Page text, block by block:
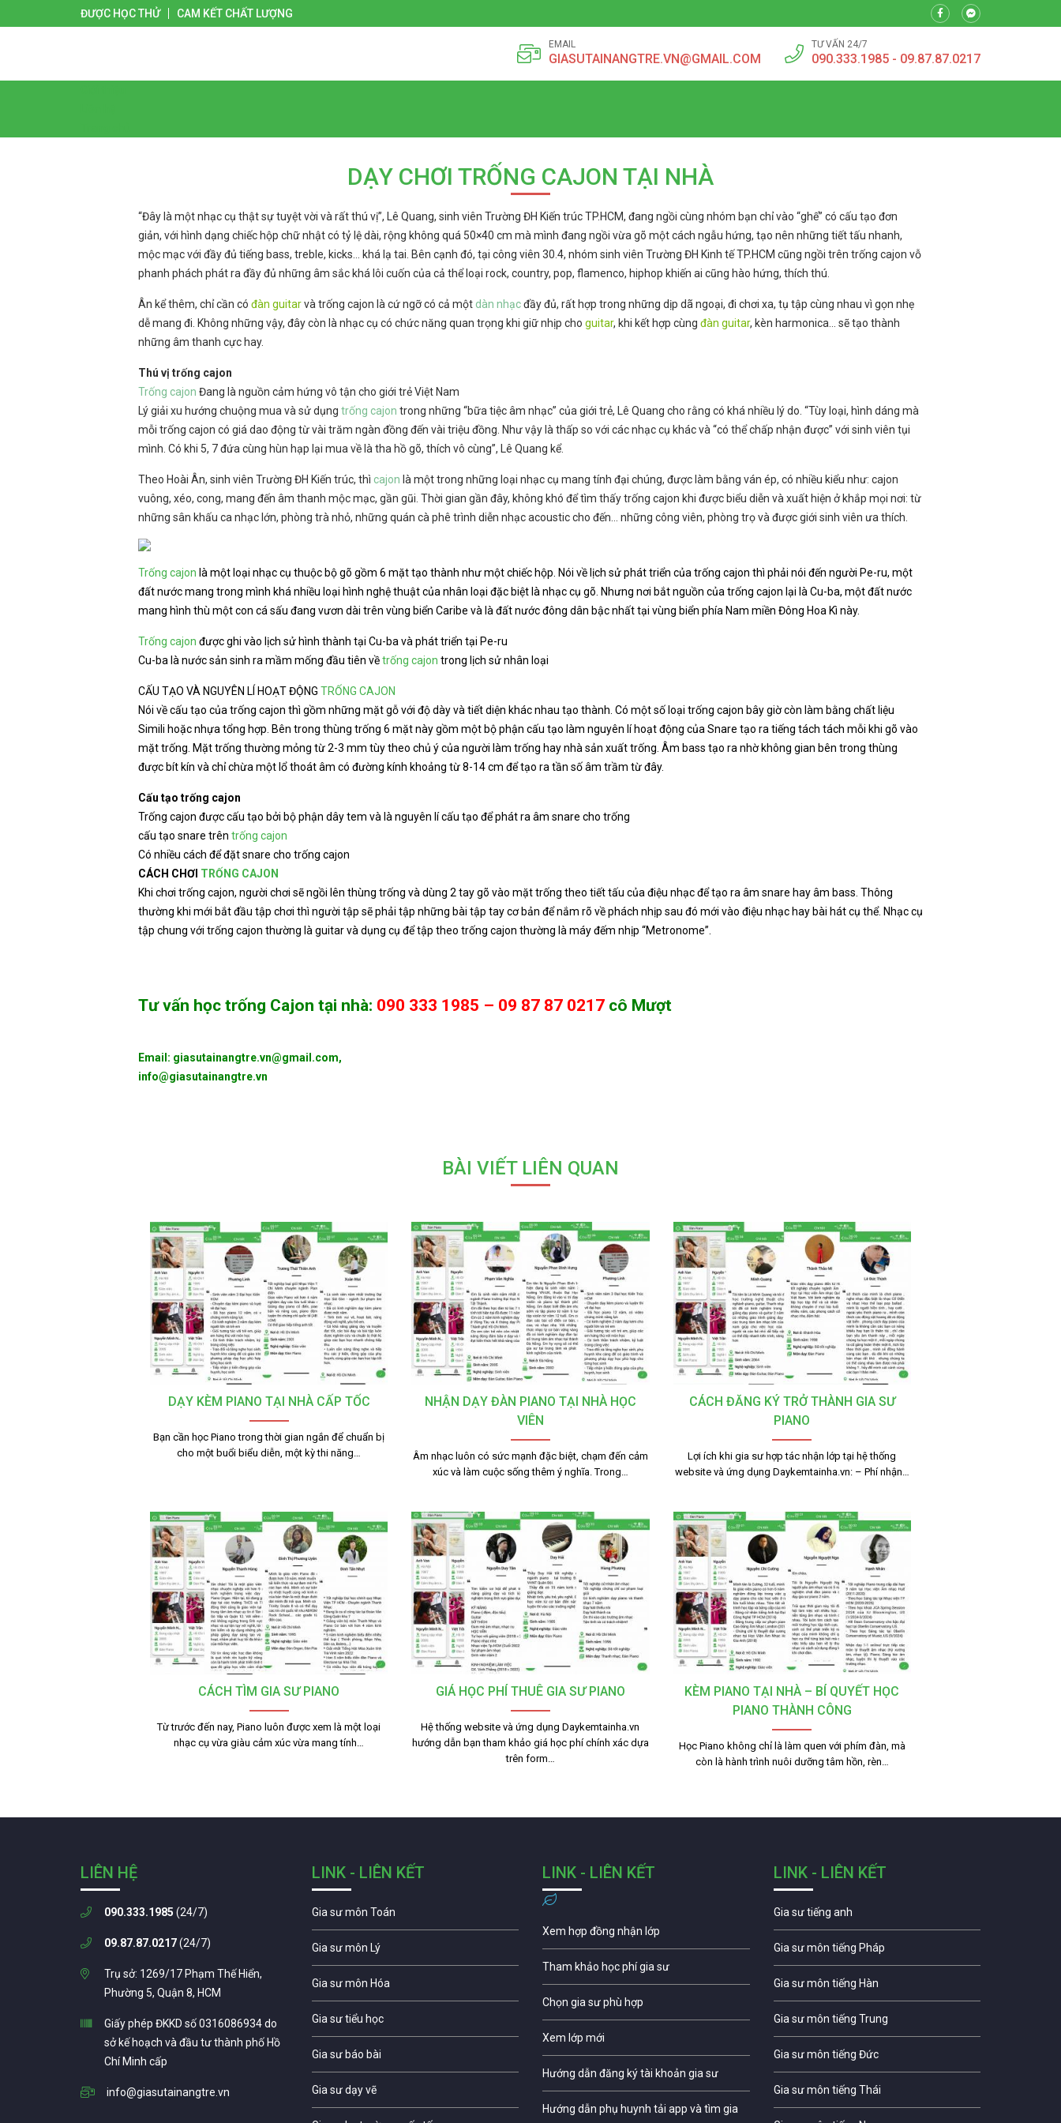
ĐƯỢC HỌC THỬ CAM KẾT CHẤT LƯỢNG
EMAIL
GIASUTAINANGTRE.VN@GMAIL.COM
TƯ VẤN 24/7
090.333.1985 - 09.87.87.0217
DẠY CHƠI TRỐNG CAJON TẠI NHÀ
“Đây là một nhạc cụ thật sự tuyệt vời và rất thú vị”, Lê Quang, sinh viên Trường ĐH Kiến trúc TP.HCM, đang ngồi cùng nhóm bạn chỉ vào “ghế” có cấu tạo đơn
giản, với hình dạng chiếc hộp chữ nhật có tỷ lệ dài, rộng không quá 50×40 cm mà mình đang ngồi vừa gõ một cách ngẫu hứng, tạo nên những tiết tấu nhanh,
mộc mạc với đầy đủ tiếng bass, treble, kicks… khá lạ tai. Bên cạnh đó, tại công viên 30.4, nhóm sinh viên Trường ĐH Kinh tế TP.HCM cũng ngồi trên trống cajon vỗ
phanh phách phát ra đầy đủ những âm sắc khá lôi cuốn của cả thể loại rock, country, pop, flamenco, hiphop khiến ai cũng hào hứng, thích thú.
Ân kể thêm, chỉ cần có đàn guitarvà trống cajon là cứ ngỡ có cả một dàn nhạcđầy đủ, rất hợp trong những dịp dã ngoại, đi chơi xa, tụ tập cùng nhau vì gọn nhẹ
dễ mang đi. Không những vậy, đây còn là nhạc cụ có chức năng quan trọng khi giữ nhịp cho guitar, khi kết hợp cùng đàn guitar, kèn harmonica… sẽ tạo thành
những âm thanh cực hay.
Thú vị trống cajon
Trống cajon Đang là nguồn cảm hứng vô tận cho giới trẻ Việt Nam
Lý giải xu hướng chuộng mua và sử dụng trống cajon trong những “bữa tiệc âm nhạc” của giới trẻ, Lê Quang cho rằng có khá nhiều lý do. “Tùy loại, hình dáng mà
mỗi trống cajon có giá dao động từ vài trăm ngàn đồng đến vài triệu đồng. Như vậy là thấp so với các nhạc cụ khác và “có thể chấp nhận được” với sinh viên tụi
mình. Có khi 5, 7 đứa cùng hùn hạp lại mua về là tha hồ gõ, thích vô cùng”, Lê Quang kể.
Theo Hoài Ân, sinh viên Trường ĐH Kiến trúc, thì cajon là một trong những loại nhạc cụ mang tính đại chúng, được làm bằng ván ép, có nhiều kiểu như: cajon
vuông, xéo, cong, mang đến âm thanh mộc mạc, gần gũi. Thời gian gần đây, không khó để tìm thấy trống cajon khi được biểu diễn và xuất hiện ở khắp mọi nơi: từ
những sân khấu ca nhạc lớn, phòng trà nhỏ, những quán cà phê trình diễn nhạc acoustic cho đến… những công viên, phòng trọ và được giới sinh viên ưa thích.
Trống cajon là một loại nhạc cụ thuộc bộ gõ gồm 6 mặt tạo thành như một chiếc hộp. Nói về lịch sử phát triển của trống cajon thì phải nói đến người Pe-ru, một
đất nước mang trong mình khá nhiều loại hình nghệ thuật của nhân loại đặc biệt là nhạc cụ gõ. Nhưng nơi bắt nguồn của trống cajon lại là Cu-ba, một đất nước
mang hình thù một con cá sấu đang vươn dài trên vùng biển Caribe và là đất nước đông dân bậc nhất tại vùng biển phía Nam miền Đông Hoa Kì này.
Trống cajon được ghi vào lịch sử hình thành tại Cu-ba và phát triển tại Pe-ru
Cu-ba là nước sản sinh ra mầm mống đầu tiên vềtrống cajon trong lịch sử nhân loại
CẤU TẠO VÀ NGUYÊN LÍ HOẠT ĐỘNG TRỐNG CAJON
Nói về cấu tạo của trống cajon thì gồm những mặt gỗ với độ dày và tiết diện khác nhau tạo thành. Có một số loại trống cajon bây giờ còn làm bằng chất liệu
Simili hoặc nhựa tổng hợp. Bên trong thùng trống 6 mặt này gồm một bộ phận cấu tạo làm nguyên lí hoạt động của Snare tạo ra tiếng tách tách mỗi khi gõ vào
mặt trống. Mặt trống thường mỏng từ 2-3 mm tùy theo chủ ý của người làm trống hay nhà sản xuất trống. Âm bass tạo ra nhờ không gian bên trong thùng
được bít kín và chỉ chừa một lổ thoát âm có đường kính khoảng từ 8-14 cm để tạo ra tần số âm trầm từ đây.
Cấu tạo trống cajon
Trống cajon được cấu tạo bởi bộ phận dây tem và là nguyên lí cấu tạo để phát ra âm snare cho trống
cấu tạo snare trên trống cajon
Có nhiều cách để đặt snare cho trống cajon
CÁCH CHƠI TRỐNG CAJON
Khi chơi trống cajon, người chơi sẽ ngồi lên thùng trống và dùng 2 tay gõ vào mặt trống theo tiết tấu của điệu nhạc để tạo ra âm snare hay âm bass. Thông
thường khi mới bắt đầu tập chơi thì người tập sẽ phải tập những bài tập tay cơ bản để nắm rõ về phách nhịp sau đó mới vào điệu nhạc hay bài hát cụ thể. Nhạc cụ
tập chung với trống cajon thường là guitar và dụng cụ để tập theo trống cajon thường là máy đếm nhịp “Metronome”.
Tư vấn học trống Cajon tại nhà: 090 333 1985 – 09 87 87 0217 cô Mượt
Email: giasutainangtre.vn@gmail.com,
info@giasutainangtre.vn
BÀI VIẾT LIÊN QUAN
DẠY KÈM PIANO TẠI NHÀ CẤP TỐC
Bạn cần học Piano trong thời gian ngắn để chuẩn bị
cho một buổi biểu diễn, một kỳ thi năng…
NHẬN DẠY ĐÀN PIANO TẠI NHÀ HỌC
VIÊN
Âm nhạc luôn có sức mạnh đặc biệt, chạm đến cảm
xúc và làm cuộc sống thêm ý nghĩa. Trong…
CÁCH ĐĂNG KÝ TRỞ THÀNH GIA SƯ
PIANO
Lợi ích khi gia sư hợp tác nhận lớp tại hệ thống
website và ứng dụng Daykemtainha.vn: – Phí nhận…
CÁCH TÌM GIA SƯ PIANO
Từ trước đến nay, Piano luôn được xem là một loại
nhạc cụ vừa giàu cảm xúc vừa mang tính…
GIÁ HỌC PHÍ THUÊ GIA SƯ PIANO
Hệ thống website và ứng dụng Daykemtainha.vn
hướng dẫn bạn tham khảo giá học phí chính xác dựa
trên form…
KÈM PIANO TẠI NHÀ – BÍ QUYẾT HỌC
PIANO THÀNH CÔNG
Học Piano không chỉ là làm quen với phím đàn, mà
còn là hành trình nuôi dưỡng tâm hồn, rèn…
LIÊN HỆ
090.333.1985 (24/7)
09.87.87.0217(24/7)
Trụ sở: 1269/17 Phạm Thế Hiển,
Phường 5, Quận 8, HCM
Giấy phép ĐKKD số 0316086934 do
sở kế hoạch và đầu tư thành phố Hồ
Chí Minh cấp
info@giasutainangtre.vn
LINK - LIÊN KẾT
Gia sư môn Toán
Gia sư môn Lý
Gia sư môn Hóa
Gia sư tiểu học
Gia sư báo bài
Gia sư dạy vẽ
LINK - LIÊN KẾT
Xem hợp đồng nhận lớp
Tham khảo học phí gia sư
Chọn gia sư phù hợp
Xem lớp mới
Hướng dẫn đăng ký tài khoản gia sư
Hướng dẫn phụ huynh tải app và tìm gia
LINK - LIÊN KẾT
Gia sư tiếng anh
Gia sư môn tiếng Pháp
Gia sư môn tiếng Hàn
Gia sư môn tiếng Trung
Gia sư môn tiếng Đức
Gia sư môn tiếng Thái